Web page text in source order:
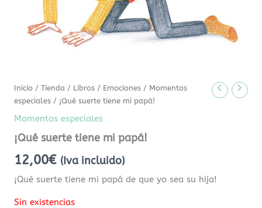
Inicio /Tienda / Libros / Emociones / Momentos
especiales / ¡Qué suerte tiene mi papá!
Momentos especiales
¡Qué suerte tiene mi papá!
12,00€ (Iva incluido)
¡Qué suerte tiene mi papá de que yo sea su hija!
Sin existencias